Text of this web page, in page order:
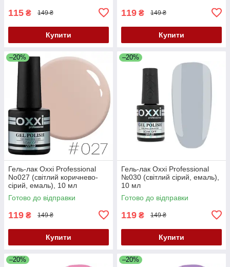
115 ₴ 149 ₴
Купити
119 ₴ 149 ₴
Купити
–20%
Гель-лак Oxxi Professional
No027 (світлий коричнево-
сірий, емаль), 10 мл
Готово до відправки
119 ₴ 149 ₴
Купити
–20%
Гель-лак Oxxi Professional
№030 (світлий сірий, емаль),
10 мл
Готово до відправки
119 ₴ 149 ₴
Купити
–20% –20%